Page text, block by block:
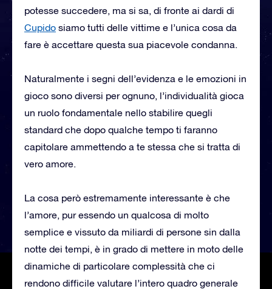
potesse succedere, ma si sa, di fronte ai dardi di
Cupido siamo tutti delle vittime e l’unica cosa da
fare è accettare questa sua piacevole condanna.
Naturalmente i segni dell’evidenza e le emozioni in
gioco sono diversi per ognuno, l’individualità gioca
un ruolo fondamentale nello stabilire quegli
standard che dopo qualche tempo ti faranno
capitolare ammettendo a te stessa che si tratta di
vero amore.
La cosa però estremamente interessante è che
l’amore, pur essendo un qualcosa di molto
semplice e vissuto da miliardi di persone sin dalla
notte dei tempi, è in grado di mettere in moto delle
dinamiche di particolare complessità che ci
rendono difficile valutare l’intero quadro generale